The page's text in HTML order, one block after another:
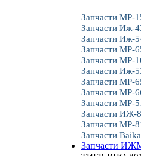
Запчасти МР-
Запчасти Иж-
Запчасти Иж-
Запчасти МР-
Запчасти МР-
Запчасти Иж-
Запчасти МР-
Запчасти МР-
Запчасти МР-
Запчасти ИЖ-
Запчасти МР-
Запчасти
Запчасти